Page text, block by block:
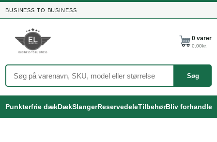
BUSINESS TO BUSINESS
Søg
0 varer
0.00kr.
Punkterfrie dækDækSlangerReservedeleTilbehørBliv